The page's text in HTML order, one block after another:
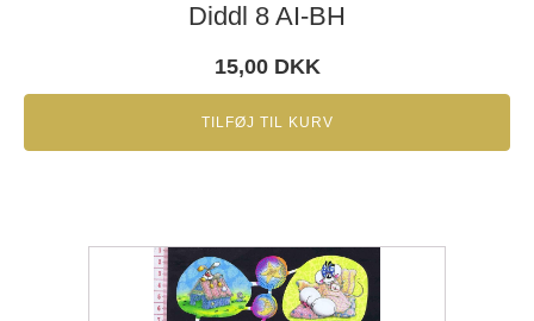
Diddl 8 AI-BH
15,00 DKK
TILFØJ TIL KURV